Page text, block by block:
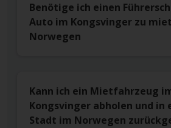
Benötige ich einen
Auto im Kongsvinger zu
Norwegen
Kann ich ein Mietfahrzeug
Kongsvinger abholen und in
Stadt im Norwegen